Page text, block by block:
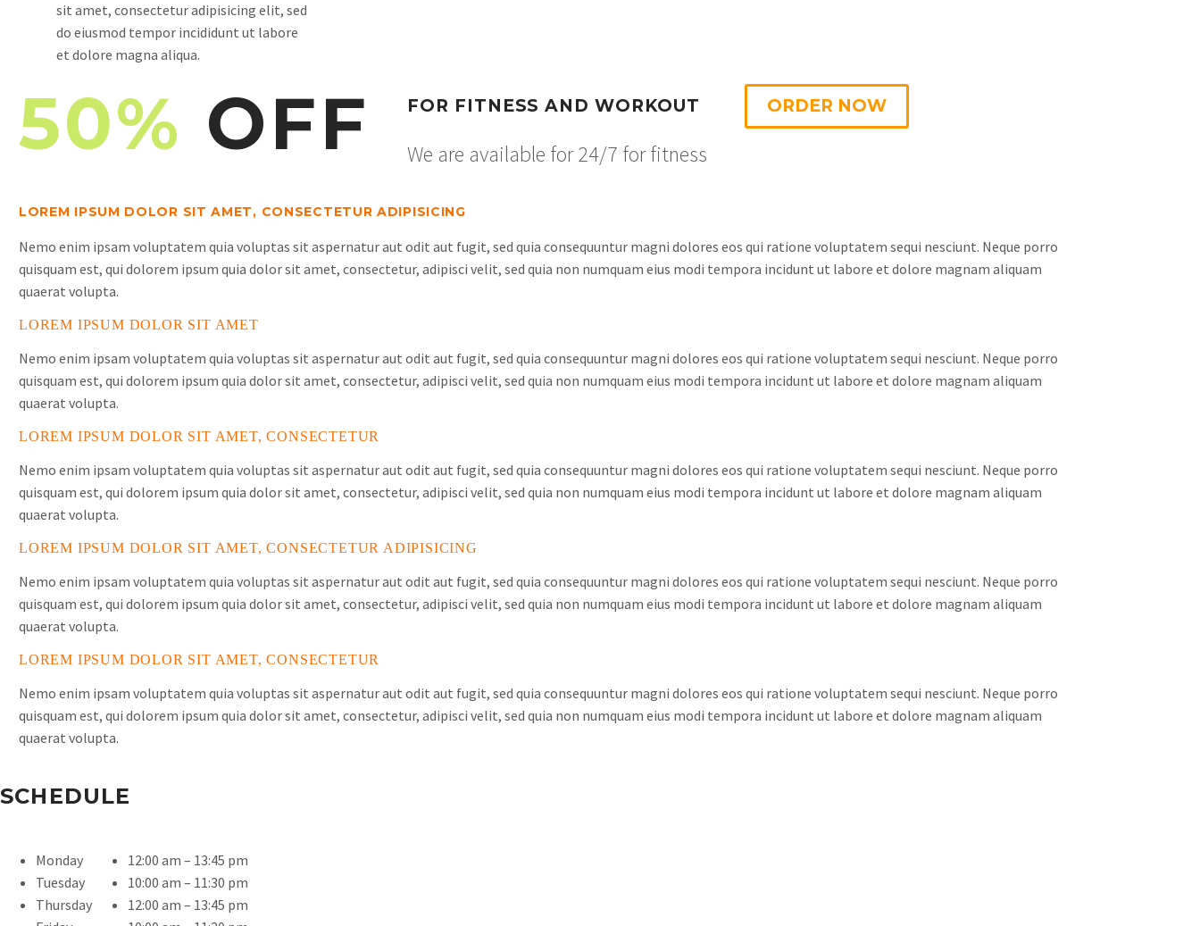
sit amet, consectetur adipisicing elit, sed
do eiusmod tempor incididunt ut labore
et dolore magna aliqua.
50% OFF FOR FITNESS AND WORKOUT
We are available for 24/7 for fitness
ORDER NOW
LOREM IPSUM DOLOR SIT AMET, CONSECTETUR ADIPISICING
Nemo enim ipsam voluptatem quia voluptas sit aspernatur aut odit aut fugit, sed quia consequuntur magni dolores eos qui ratione voluptatem sequi nesciunt. Neque porro
quisquam est, qui dolorem ipsum quia dolor sit amet, consectetur, adipisci velit, sed quia non numquam eius modi tempora incidunt ut labore et dolore magnam aliquam
quaerat volupta.
LOREM IPSUM DOLOR SIT AMET
Nemo enim ipsam voluptatem quia voluptas sit aspernatur aut odit aut fugit, sed quia consequuntur magni dolores eos qui ratione voluptatem sequi nesciunt. Neque porro
quisquam est, qui dolorem ipsum quia dolor sit amet, consectetur, adipisci velit, sed quia non numquam eius modi tempora incidunt ut labore et dolore magnam aliquam
quaerat volupta.
LOREM IPSUM DOLOR SIT AMET, CONSECTETUR
Nemo enim ipsam voluptatem quia voluptas sit aspernatur aut odit aut fugit, sed quia consequuntur magni dolores eos qui ratione voluptatem sequi nesciunt. Neque porro
quisquam est, qui dolorem ipsum quia dolor sit amet, consectetur, adipisci velit, sed quia non numquam eius modi tempora incidunt ut labore et dolore magnam aliquam
quaerat volupta.
LOREM IPSUM DOLOR SIT AMET, CONSECTETUR ADIPISICING
Nemo enim ipsam voluptatem quia voluptas sit aspernatur aut odit aut fugit, sed quia consequuntur magni dolores eos qui ratione voluptatem sequi nesciunt. Neque porro
quisquam est, qui dolorem ipsum quia dolor sit amet, consectetur, adipisci velit, sed quia non numquam eius modi tempora incidunt ut labore et dolore magnam aliquam
quaerat volupta.
LOREM IPSUM DOLOR SIT AMET, CONSECTETUR
Nemo enim ipsam voluptatem quia voluptas sit aspernatur aut odit aut fugit, sed quia consequuntur magni dolores eos qui ratione voluptatem sequi nesciunt. Neque porro
quisquam est, qui dolorem ipsum quia dolor sit amet, consectetur, adipisci velit, sed quia non numquam eius modi tempora incidunt ut labore et dolore magnam aliquam
quaerat volupta.
SCHEDULE
Monday
Tuesday
Thursday
12:00 am – 13:45 pm
10:00 am – 11:30 pm
12:00 am – 13:45 pm